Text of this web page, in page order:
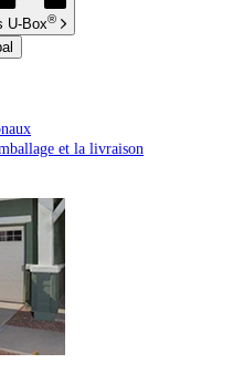
U-Box®
et la livraison